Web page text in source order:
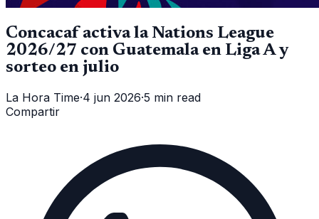
Concacaf activa la Nations League
2026/27 con Guatemala en Liga A y
sorteo en julio
La Hora Time·4 jun 2026·5 min read
Compartir